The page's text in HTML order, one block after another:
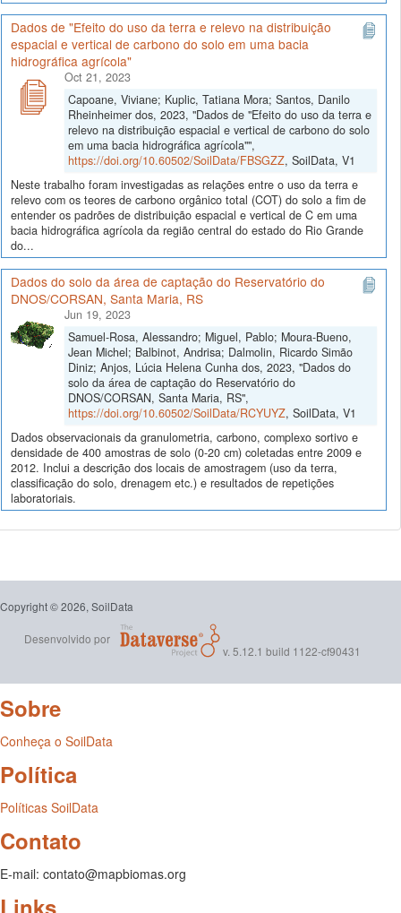
Dados de "Efeito do uso da terra e relevo na distribuição
espacial e vertical de carbono do solo em uma bacia
hidrográfica agrícola"
Oct 21, 2023
Capoane, Viviane; Kuplic, Tatiana Mora; Santos, Danilo
Rheinheimer dos, 2023, "Dados de "Efeito do uso da terra e
relevo na distribuição espacial e vertical de carbono do solo
em uma bacia hidrográfica agrícola"",
https://doi.org/10.60502/SoilData/FBSGZZ, SoilData, V1
Neste trabalho foram investigadas as relações entre o uso da terra e
relevo com os teores de carbono orgânico total (COT) do solo a fim de
entender os padrões de distribuição espacial e vertical de C em uma
bacia hidrográfica agrícola da região central do estado do Rio Grande
do...
Dados do solo da área de captação do Reservatório do
DNOS/CORSAN, Santa Maria, RS
Jun 19, 2023
Samuel-Rosa, Alessandro; Miguel, Pablo; Moura-Bueno,
Jean Michel; Balbinot, Andrisa; Dalmolin, Ricardo Simão
Diniz; Anjos, Lúcia Helena Cunha dos, 2023, "Dados do
solo da área de captação do Reservatório do
DNOS/CORSAN, Santa Maria, RS",
https://doi.org/10.60502/SoilData/RCYUYZ, SoilData, V1
Dados observacionais da granulometria, carbono, complexo sortivo e
densidade de 400 amostras de solo (0-20 cm) coletadas entre 2009 e
2012. Inclui a descrição dos locais de amostragem (uso da terra,
classificação do solo, drenagem etc.) e resultados de repetições
laboratoriais.
Copyright © 2026, SoilData
Desenvolvido por
v. 5.12.1 build 1122-cf90431
Sobre
Conheça o SoilData
Política
Políticas SoilData
Contato
E-mail: contato@mapbiomas.org
Links